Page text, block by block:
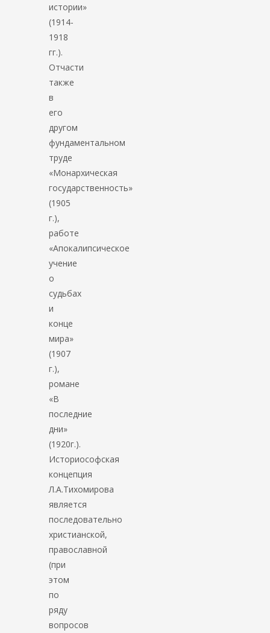
истории»
(1914-
1918
гг.).
Отчасти
также
в
его
другом
фундаментальном
труде
«Монархическая
государственность»
(1905
г.),
работе
«Апокалипсическое
учение
о
судьбах
и
конце
мира»
(1907
г.),
романе
«В
последние
дни»
(1920г.).
Историософская
концепция
Л.А.Тихомирова
является
последовательно
христианской,
православной
(при
этом
по
ряду
вопросов